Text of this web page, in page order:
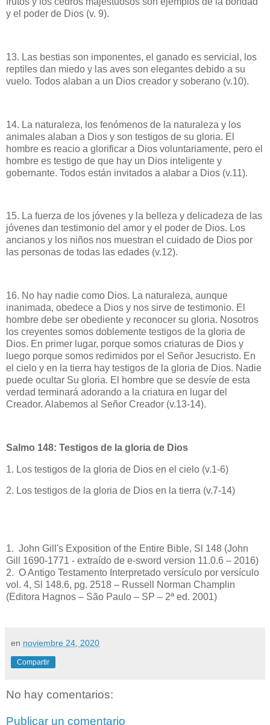
y el poder de Dios (v. 9).
13. Las bestias son imponentes, el ganado es servicial, los
reptiles dan miedo y las aves son elegantes debido a su
vuelo. Todos alaban a un Dios creador y soberano (v.10).
14. La naturaleza, los fenómenos de la naturaleza y los
animales alaban a Dios y son testigos de su gloria. El
hombre es reacio a glorificar a Dios voluntariamente, pero el
hombre es testigo de que hay un Dios inteligente y
gobernante. Todos están invitados a alabar a Dios (v.11).
15. La fuerza de los jóvenes y la belleza y delicadeza de las
jóvenes dan testimonio del amor y el poder de Dios. Los
ancianos y los niños nos muestran el cuidado de Dios por
las personas de todas las edades (v.12).
16. No hay nadie como Dios. La naturaleza, aunque
inanimada, obedece a Dios y nos sirve de testimonio. El
hombre debe ser obediente y reconocer su gloria. Nosotros
los creyentes somos doblemente testigos de la gloria de
Dios. En primer lugar, porque somos criaturas de Dios y
luego porque somos redimidos por el Señor Jesucristo. En
el cielo y en la tierra hay testigos de la gloria de Dios. Nadie
puede ocultar Su gloria. El hombre que se desvíe de esta
verdad terminará adorando a la criatura en lugar del
Creador. Alabemos al Señor Creador (v.13-14).
Salmo 148: Testigos de la gloria de Dios
1. Los testigos de la gloria de Dios en el cielo (v.1-6)
2. Los testigos de la gloria de Dios en la tierra (v.7-14)
1. John Gill's Exposition of the Entire Bible, Sl 148 (John
Gill 1690-1771 - extraído de e-sword version 11.0.6 – 2016)
2. O Antigo Testamento Interpretado versículo por versículo
vol. 4, Sl 148.6, pg. 2518 – Russell Norman Champlin
(Editora Hagnos – São Paulo – SP – 2ª ed. 2001)
en noviembre 24, 2020
Compartir
No hay comentarios:
Publicar un comentario